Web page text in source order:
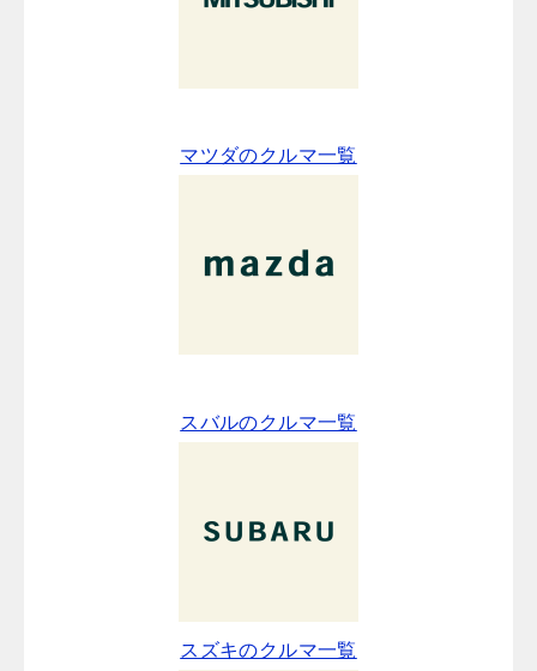
マツダのクルマ一覧
スバルのクルマ一覧
スズキのクルマ一覧